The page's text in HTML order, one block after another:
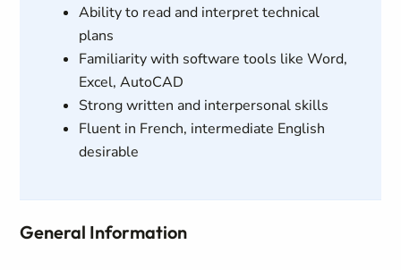
Ability to read and interpret technical
plans
Familiarity with software tools like Word,
Excel, AutoCAD
Strong written and interpersonal skills
Fluent in French, intermediate English
desirable
General Information